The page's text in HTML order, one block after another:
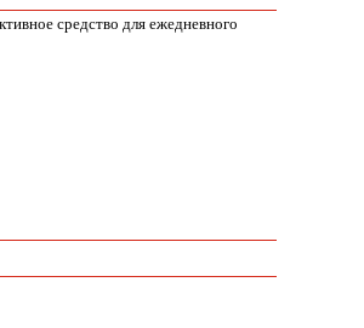
средство для ежедневного